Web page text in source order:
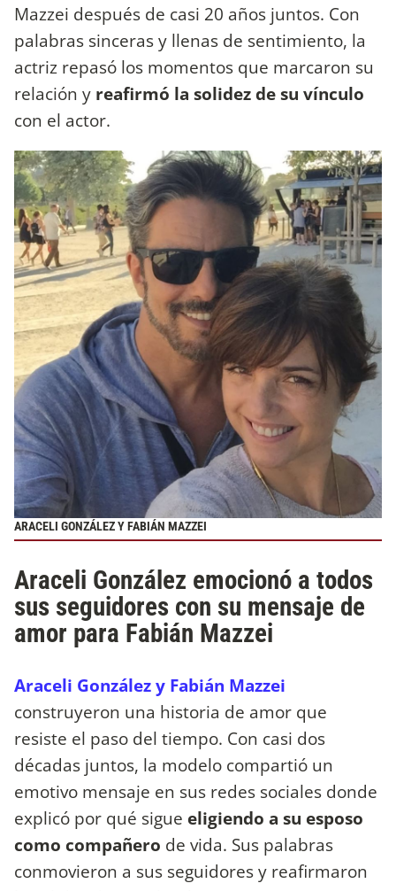
Mazzei después de casi 20 años juntos. Con
palabras sinceras y llenas de sentimiento, la
actriz repasó los momentos que marcaron su
relación y reafirmó la solidez de su vínculo
con el actor.
ARACELI GONZÁLEZ Y FABIÁN MAZZEI
Araceli González emocionó a todos
sus seguidores con su mensaje de
amor para Fabián Mazzei
Araceli González y Fabián Mazzei
construyeron una historia de amor que
resiste el paso del tiempo. Con casi dos
décadas juntos, la modelo compartió un
emotivo mensaje en sus redes sociales donde
explicó por qué sigue eligiendo a su esposo
como compañero de vida. Sus palabras
conmovieron a sus seguidores y reafirmaron